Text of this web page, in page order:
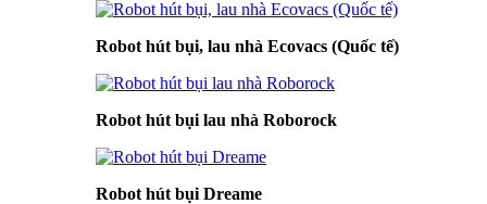
Robot hút bụi, lau nhà Ecovacs (Quốc tế)
Robot hút bụi lau nhà Roborock
Robot hút bụi Dreame